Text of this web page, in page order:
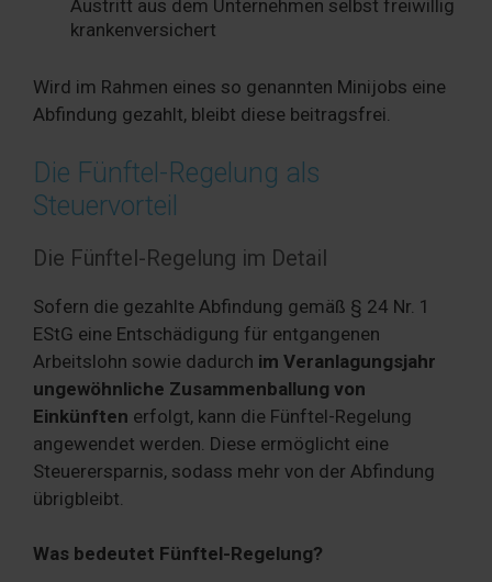
Austritt aus dem Unternehmen selbst freiwillig
krankenversichert
Wird im Rahmen eines so genannten Minijobs eine
Abfindung gezahlt, bleibt diese beitragsfrei.
Die Fünftel-Regelung als
Steuervorteil
Die Fünftel-Regelung im Detail
Sofern die gezahlte Abfindung gemäß § 24 Nr. 1
EStG eine Entschädigung für entgangenen
Arbeitslohn sowie dadurch im Veranlagungsjahr
ungewöhnliche Zusammenballung von
Einkünften erfolgt, kann die Fünftel-Regelung
angewendet werden. Diese ermöglicht eine
Steuerersparnis, sodass mehr von der Abfindung
übrigbleibt.
Was bedeutet Fünftel-Regelung?